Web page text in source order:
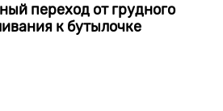
переход от грудного
к бутылочке